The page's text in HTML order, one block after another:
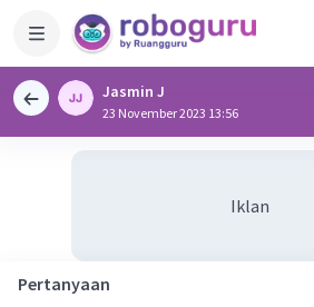
Jasmin J
23 November 2023 13:56
Iklan
Pertanyaan